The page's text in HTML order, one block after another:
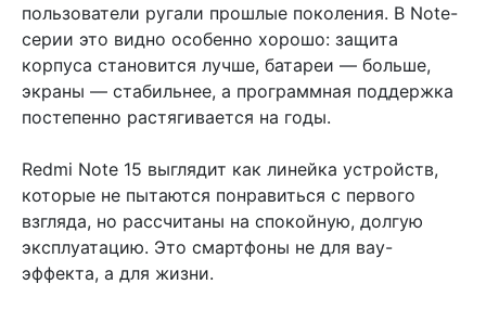
пользователи ругали прошлые поколения. В Note-
серии это видно особенно хорошо: защита
корпуса становится лучше, батареи — больше,
экраны — стабильнее, а программная поддержка
постепенно растягивается на годы.
Redmi Note 15 выглядит как линейка устройств,
которые не пытаются понравиться с первого
взгляда, но рассчитаны на спокойную, долгую
эксплуатацию. Это смартфоны не для вау-
эффекта, а для жизни.